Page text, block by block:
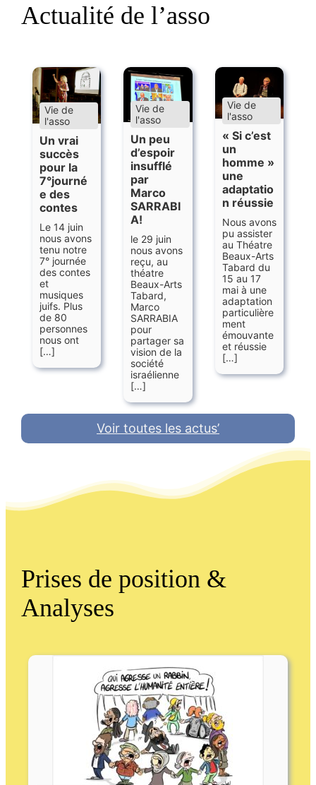
Actualité de l’asso
Vie de
l'asso
Un vrai
succès
pour la
7°journé
e des
contes
Le 14 juin
nous avons
tenu notre
7° journée
des contes
et
musiques
juifs. Plus
de 80
personnes
nous ont
[…]
Vie de
l'asso
Un peu
d’espoir
insufflé
par
Marco
SARRABI
A!
le 29 juin
nous avons
reçu, au
théatre
Beaux-Arts
Tabard,
Marco
SARRABIA
pour
partager sa
vision de la
société
israélienne
[…]
Vie de
l'asso
« Si c’est
un
homme »
une
adaptatio
n réussie
Nous avons
pu assister
au Théatre
Beaux-Arts
Tabard du
15 au 17
mai à une
adaptation
particulière
ment
émouvante
et réussie
[…]
Voir toutes les actus’
Prises de position &
Analyses